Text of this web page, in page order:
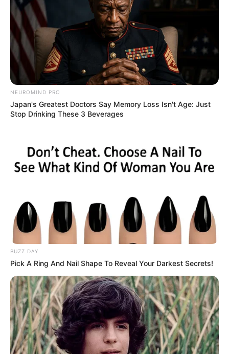
ΚΟΙΝΩΝΙΚΑ ΔΙΚΤΥΑ
FACEBOOK ΑΡΈΣΕΙ
YOUTUBE
NEUROMIND PRO
Japan's Greatest Doctors Say Memory Loss Isn't Age: Just
Stop Drinking These 3 Beverages
BUZZ DAY
Pick A Ring And Nail Shape To Reveal Your Darkest Secrets!